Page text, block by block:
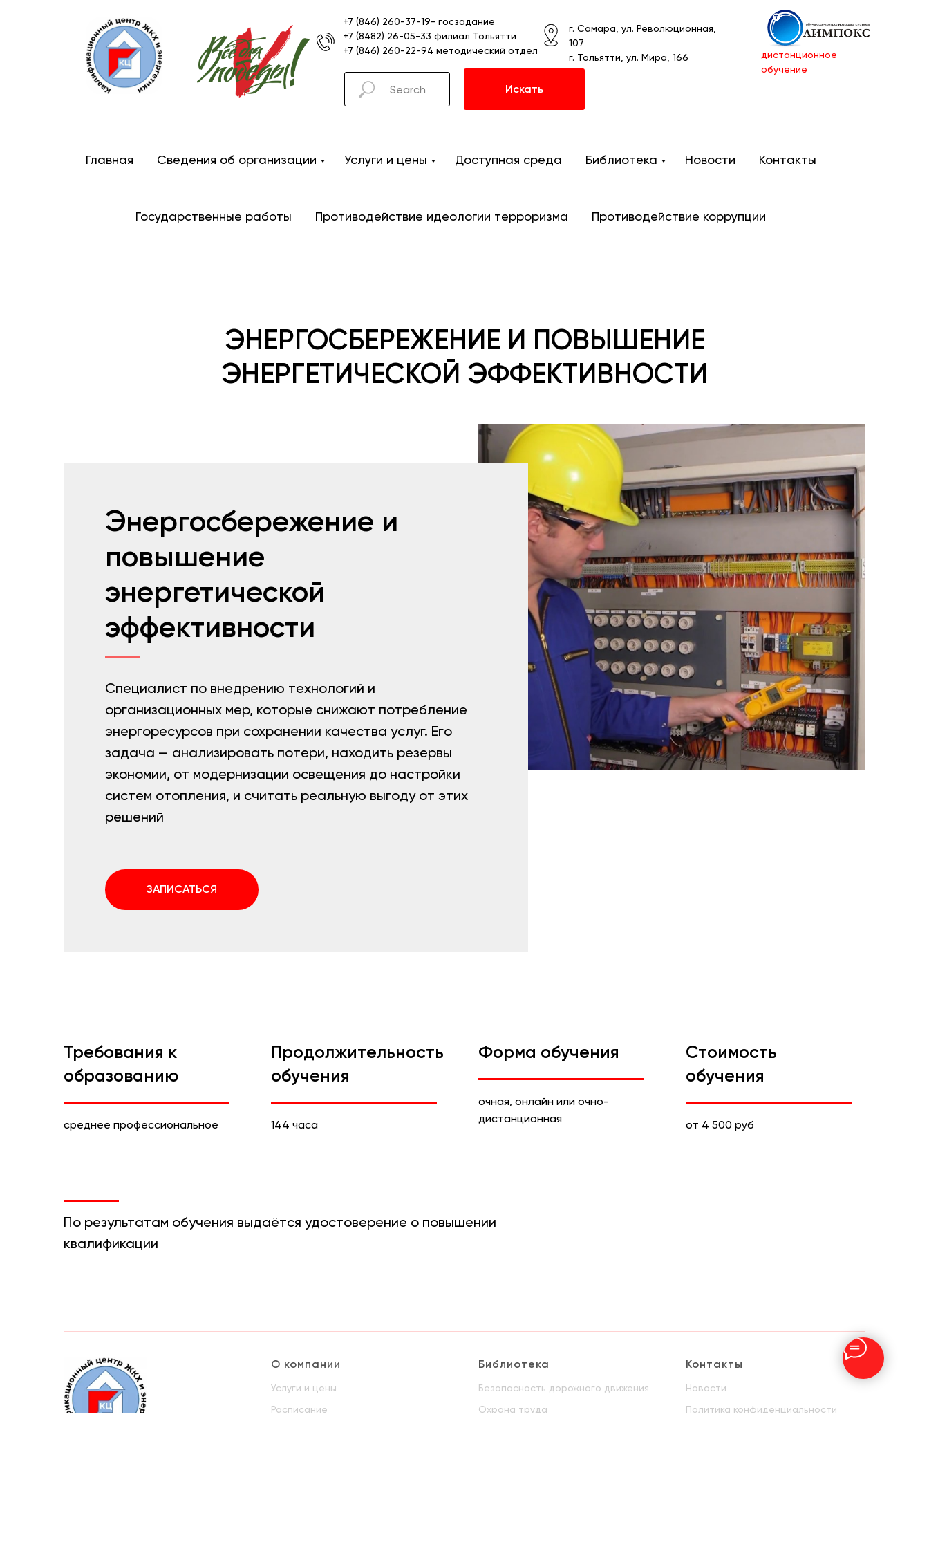
+7 (846) 260-37-19- госзадание
+7 (8482) 26-05-33 филиал Тольятти
+7 (846) 260-22-94 методический отдел
г. Самара, ул. Революционная,
107
г. Тольятти, ул. Мира, 166
дистанционное
обучение
Искать
Главная Сведения об организации Услуги и цены Доступная среда Библиотека Новости Контакты
Государственные работы Противодействие идеологии терроризма Противодействие коррупции
ЭНЕРГОСБЕРЕЖЕНИЕ И ПОВЫШЕНИЕ
ЭНЕРГЕТИЧЕСКОЙ ЭФФЕКТИВНОСТИ
Энергосбережение и
повышение
энергетической
эффективности
Специалист по внедрению технологий и
организационных мер, которые снижают потребление
энергоресурсов при сохранении качества услуг. Его
задача — анализировать потери, находить резервы
экономии, от модернизации освещения до настройки
систем отопления, и считать реальную выгоду от этих
решений
ЗАПИСАТЬСЯ
Требования к
образованию
среднее профессиональное
Продолжительность
обучения
144 часа
Форма обучения
очная, онлайн или очно-
дистанционная
Стоимость
обучения
от 4 500 руб
По результатам обучения выдаётся удостоверение о повышении
квалификации
О компании
Услуги и цены
Расписание
Библиотека
Безопасность дорожного движения
Охрана труда
Контакты
Новости
Политика конфиденциальности